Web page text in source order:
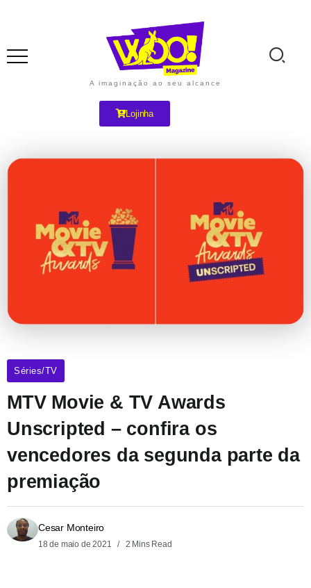
A imaginação ao seu alcance
Lojinha
Séries/TV
MTV Movie & TV Awards
Unscripted – confira os
vencedores da segunda parte da
premiação
Cesar Monteiro
18 de maio de 2021 2 Mins Read